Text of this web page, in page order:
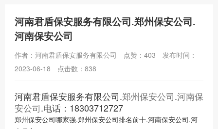
河南君盾保安服务有限公司.郑州保安公司.
河南保安公司
作者：河南君盾保安服务有限公司 点赞：403
发布时间：
2023-06-18
点击数：838
河南君盾保安服务有限公司.郑州保安公司.河南保
安公司.电话：18303712727
郑州保安公司哪家强.郑州保安公司排名前十.河南保安公司.河